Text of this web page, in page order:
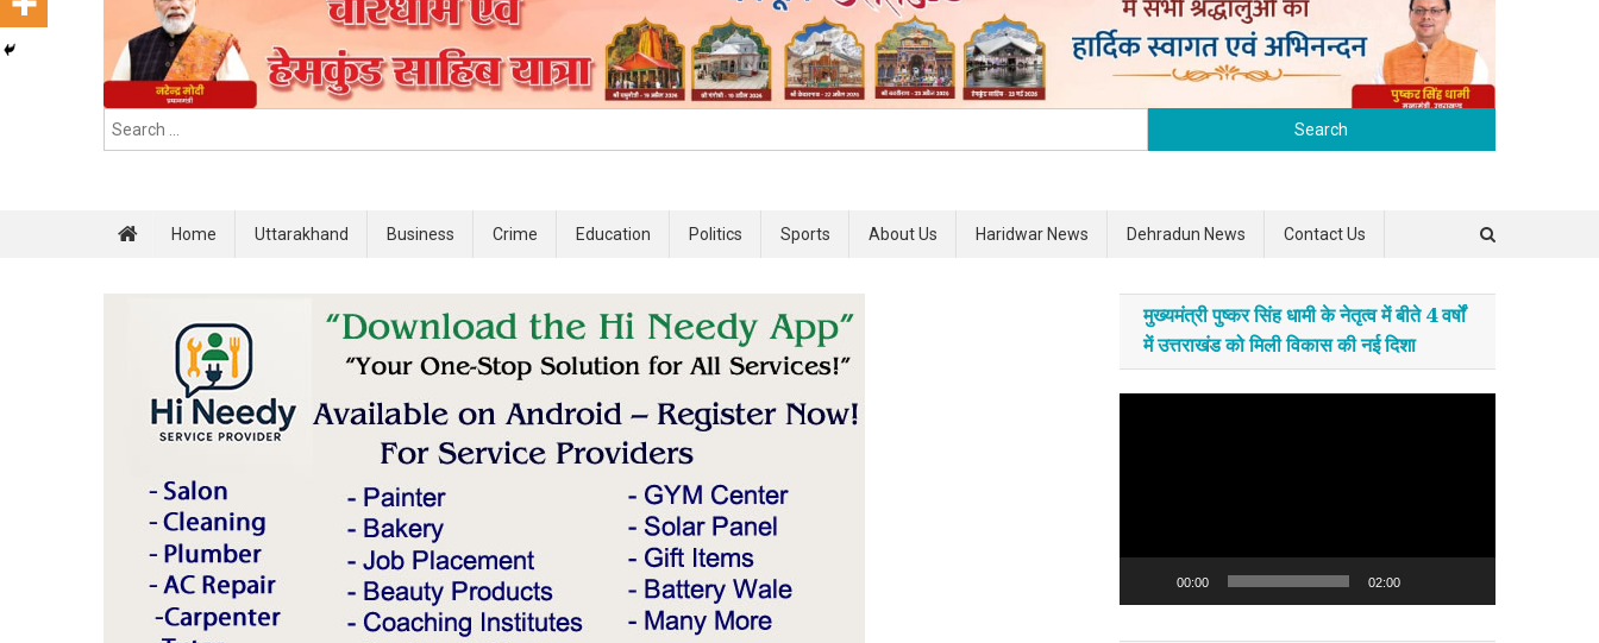
Home Uttarakhand Business Crime Education Politics Sports About Us Haridwar News Dehradun News Contact Us
मुख्यमंत्री पुष्कर सिंह धामी के नेतृत्व में बीते 4 वर्षों
में उत्तराखंड को मिली विकास की नई दिशा
00:00 02:00